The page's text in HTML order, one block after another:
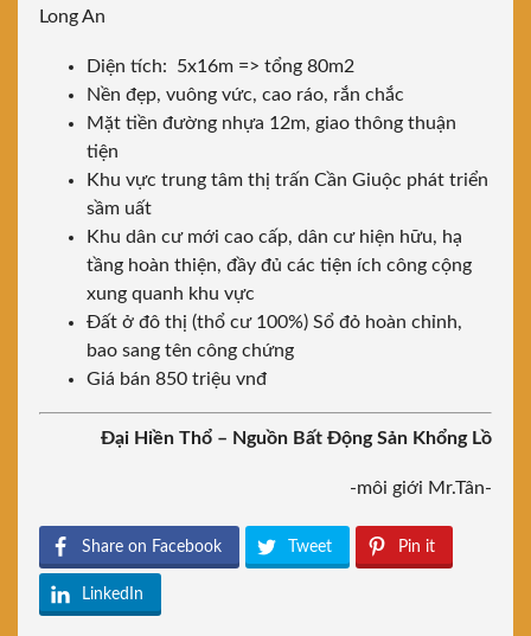
Long An
Diện tích: 5x16m => tổng 80m2
Nền đẹp, vuông vức, cao ráo, rắn chắc
Mặt tiền đường nhựa 12m, giao thông thuận
tiện
Khu vực trung tâm thị trấn Cần Giuộc phát triển
sầm uất
Khu dân cư mới cao cấp, dân cư hiện hữu, hạ
tầng hoàn thiện, đầy đủ các tiện ích công cộng
xung quanh khu vực
Đất ở đô thị (thổ cư 100%) Sổ đỏ hoàn chỉnh,
bao sang tên công chứng
Giá bán 850 triệu vnđ
Đại Hiền Thổ – Nguồn Bất Động Sản Khổng Lồ
-môi giới Mr.Tân-
Share on Facebook Tweet Pin it
LinkedIn